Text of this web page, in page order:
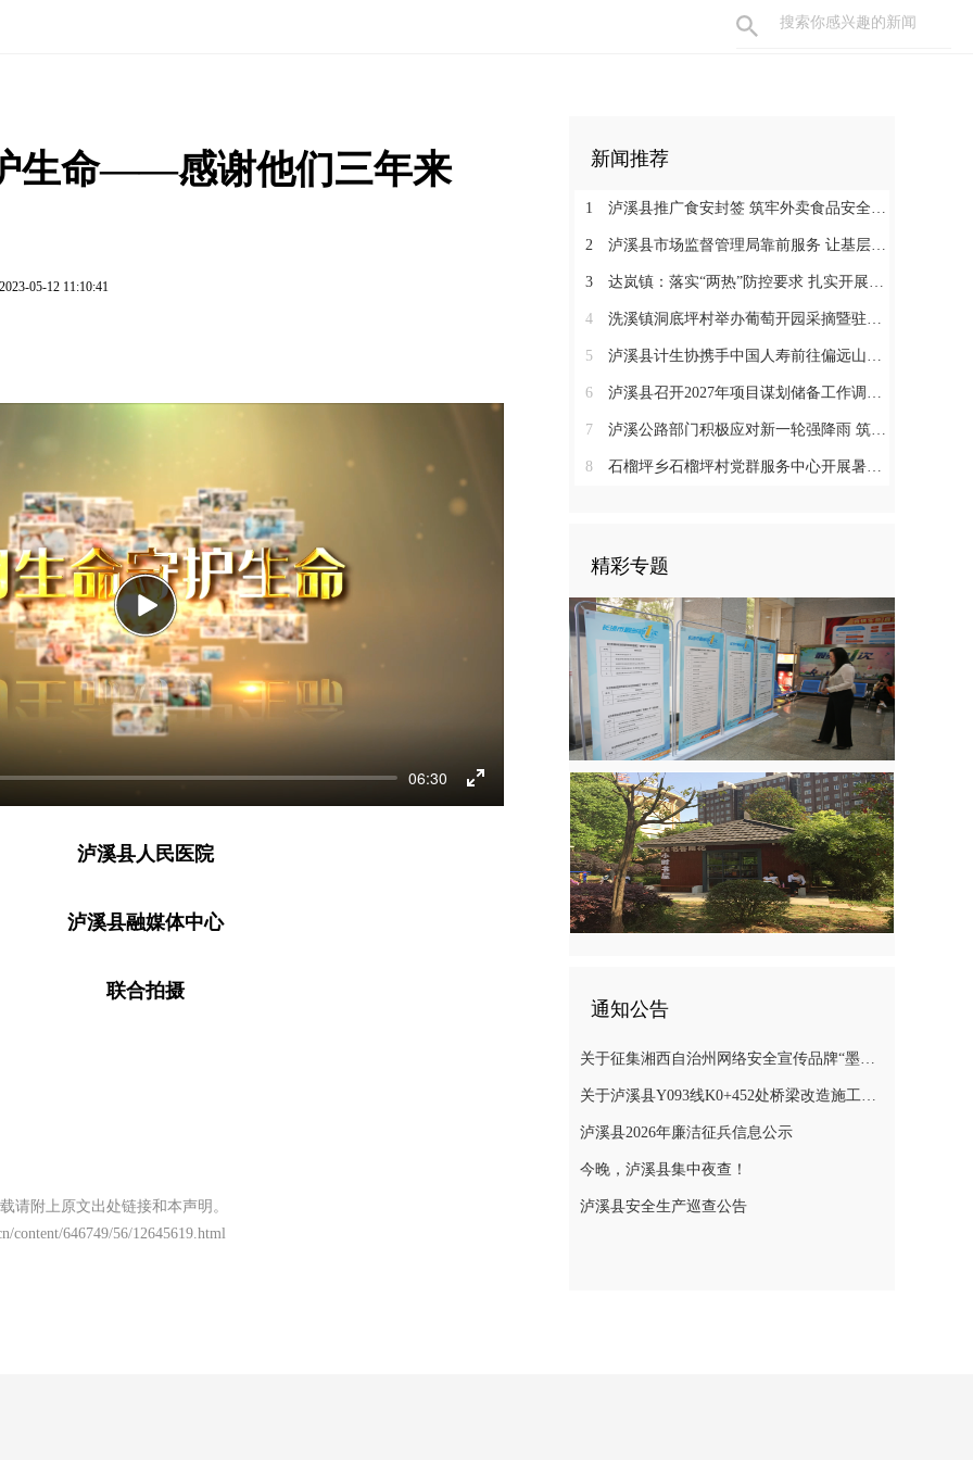
生命——感谢他们三年来
2023-05-12 11:10:41
06:30
Enter
Play
泸溪县人民医院
泸溪县融媒体中心
联合拍摄
请附上原文出处链接和本声明。
content/646749/56/12645619.html
新闻推荐
1 泸溪县推广食安封签 筑牢外卖食品安全防线
2 泸溪县市场监督管理局靠前服务 让基层用药“码上放心”
3 达岚镇：落实“两热”防控要求 扎实开展专项消杀与环境整治
4 洗溪镇洞底坪村举办葡萄开园采摘暨驻点连片帮扶党建联建活动
5 泸溪县计生协携手中国人寿前往偏远山区开展计生特殊家庭走访慰问活动
6 泸溪县召开2027年项目谋划储备工作调度会
7 泸溪公路部门积极应对新一轮强降雨 筑牢通行安全防线
8 石榴坪乡石榴坪村党群服务中心开展暑期防溺水主题绘画活动
精彩专题
通知公告
关于征集湘西自治州网络安全宣传品牌“墨攻”主题形象的公告
关于泸溪县Y093线K0+452处桥梁改造施工期间实施交通管制的通告
泸溪县2026年廉洁征兵信息公示
今晚，泸溪县集中夜查！
泸溪县安全生产巡查公告